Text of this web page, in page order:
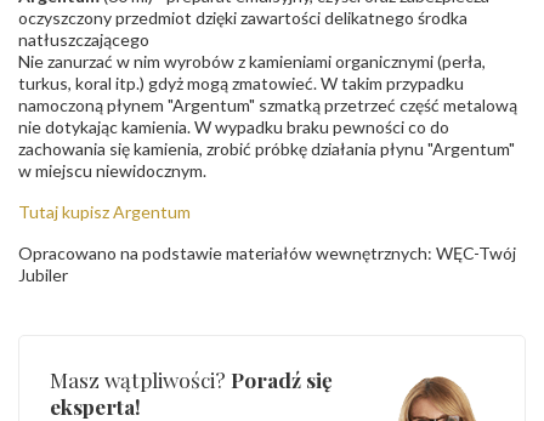
oczyszczony przedmiot dzięki zawartości delikatnego środka
natłuszczającego
Nie zanurzać w nim wyrobów z kamieniami organicznymi (perła,
turkus, koral itp.) gdyż mogą zmatowieć. W takim przypadku
namoczoną płynem "Argentum" szmatką przetrzeć część metalową
nie dotykając kamienia. W wypadku braku pewności co do
zachowania się kamienia, zrobić próbkę działania płynu "Argentum"
w miejscu niewidocznym.
Tutaj kupisz Argentum
Opracowano na podstawie materiałów wewnętrznych: WĘC-Twój
Jubiler
Masz wątpliwości? Poradź się
eksperta!